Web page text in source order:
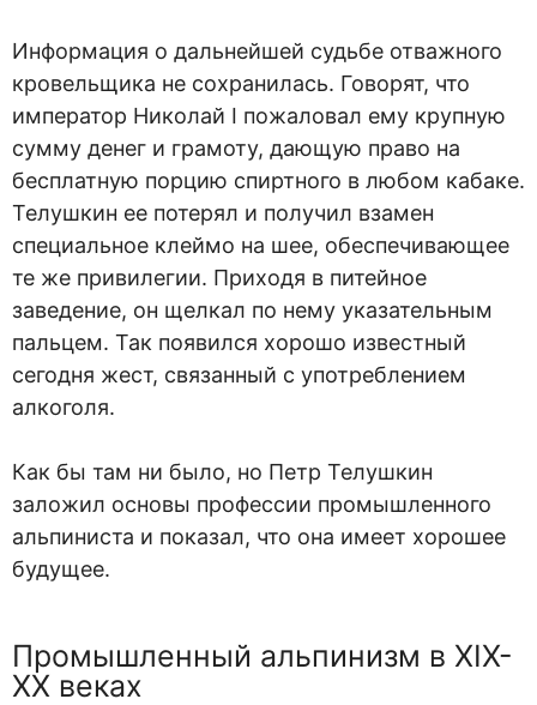
Информация о дальнейшей судьбе отважного
кровельщика не сохранилась. Говорят, что
император Николай I пожаловал ему крупную
сумму денег и грамоту, дающую право на
бесплатную порцию спиртного в любом кабаке.
Телушкин ее потерял и получил взамен
специальное клеймо на шее, обеспечивающее
те же привилегии. Приходя в питейное
заведение, он щелкал по нему указательным
пальцем. Так появился хорошо известный
сегодня жест, связанный с употреблением
алкоголя.
Как бы там ни было, но Петр Телушкин
заложил основы профессии промышленного
альпиниста и показал, что она имеет хорошее
будущее.
Промышленный альпинизм в XIX-
XX веках